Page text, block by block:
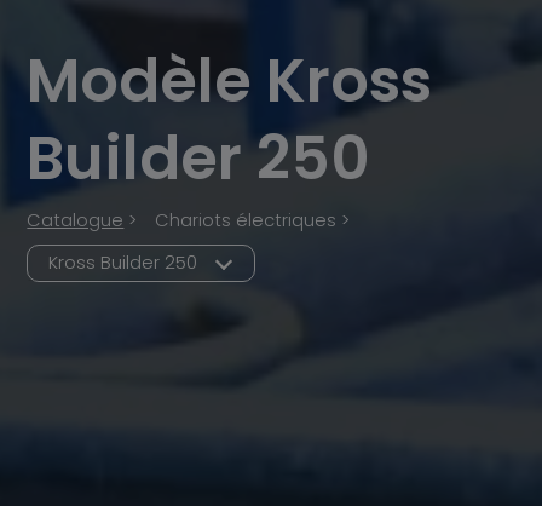
Modèle Kross
Builder 250
Catalogue >
Chariots électriques >
Kross Builder 250